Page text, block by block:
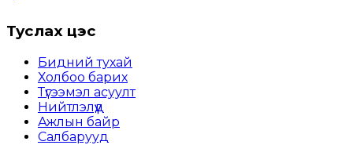
Туслах цэс
Бидний тухай
Холбоо барих
Түгээмэл асуулт
Нийтлэлүүд
Ажлын байр
Салбарууд